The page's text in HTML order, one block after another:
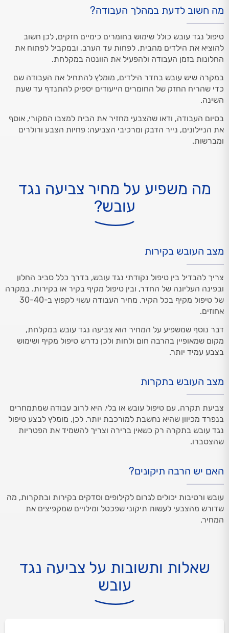
מה חשוב לדעת במהלך העבודה?
טיפול נגד עובש כולל שימוש בחומרים כימיים חזקים, לכן חשוב
להוציא את הילדים מהבית, לפחות עד הערב, ובמקביל לפתוח את
החלונות בזמן העבודה ולהפעיל את הוונטה במקלחת.
במקרה שיש עובש בחדר הילדים, מומלץ להתחיל את העבודה שם
כדי שהריח החזק של החומרים הייעודים יספיק להתנדף עד שעת
השינה.
בסיום העבודה, ודאו שהצבעי מחזיר את הבית למצבו המקורי, אוסף
את הניילונים, נייר הדבק ומרכיבי הצביעה: פחיות הצבע ורולרים
ומברשות.
מה משפיע על מחיר צביעה נגד
עובש?
מצב העובש בקירות
צריך להבדיל בין טיפול נקודתי נגד עובש, בדרך כלל סביב החלון
ובפינה העליונה של החדר, ובין טיפול מקיף בקיר או בקירות. במקרה
של טיפול מקיף בכל הקיר, מחיר העבודה עשוי לקפוץ ב-30-40
אחוזים.
דבר נוסף שמשפיע על המחיר הוא צביעה נגד עובש במקלחת,
מקום שמאופיין בהרבה חום ולחות ולכן נדרש טיפול מקיף ושימוש
בצבע עמיד יותר.
מצב העובש בתקרות
צביעת תקרה, עם טיפול עובש או בלי, היא לרוב עבודה שמתמחרים
בנפרד מכיוון שהיא נחשבת למורכבת יותר. לכן, מומלץ לבצע טיפול
נגד עובש בתקרה רק כשאין ברירה וצריך להשמיד את הפטריות
שהצטברו.
האם יש הרבה תיקונים?
עובש ורטיבות יכולים לגרום לקילופים וסדקים בקירות ובתקרות, מה
שדורש מהצבעי לעשות תיקוני שפכטל ומילויים שמקפיצים את
המחיר.
שאלות ותשובות על צביעה נגד
עובש